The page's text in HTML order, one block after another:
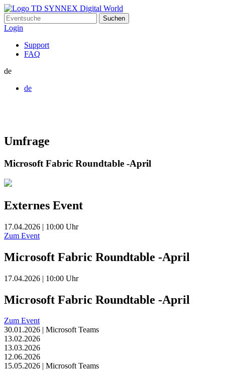
Suchen
nach:
Login
Support
FAQ
de
de
Umfrage
Microsoft Fabric Roundtable -April
Externes Event
17.04.2026 | 10:00 Uhr
Zum Event
Microsoft Fabric Roundtable -April
17.04.2026 | 10:00 Uhr
Microsoft Fabric Roundtable -April
Zum Event
30.01.2026 | Microsoft Teams
13.02.2026
13.03.2026
12.06.2026
15.05.2026 | Microsoft Teams